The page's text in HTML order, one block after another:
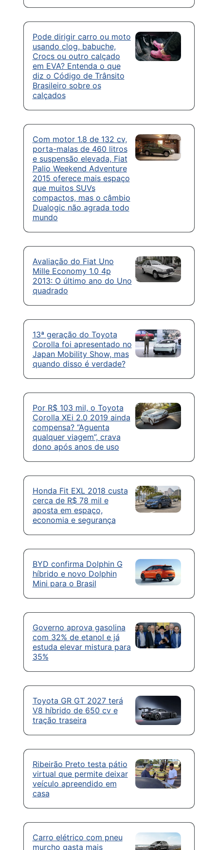
Pode dirigir carro ou moto
usando clog, babuche,
Crocs ou outro calçado
em EVA? Entenda o que
diz o Código de Trânsito
Brasileiro sobre os
calçados
Com motor 1.8 de 132 cv,
porta-malas de 460 litros
e suspensão elevada, Fiat
Palio Weekend Adventure
2015 oferece mais espaço
que muitos SUVs
compactos, mas o câmbio
Dualogic não agrada todo
mundo
Avaliação do Fiat Uno
Mille Economy 1.0 4p
2013: O último ano do Uno
quadrado
13ª geração do Toyota
Corolla foi apresentado no
Japan Mobility Show, mas
quando disso é verdade?
Por R$ 103 mil, o Toyota
Corolla XEi 2.0 2019 ainda
compensa? “Aguenta
qualquer viagem”, crava
dono após anos de uso
Honda Fit EXL 2018 custa
cerca de R$ 78 mil e
aposta em espaço,
economia e segurança
BYD confirma Dolphin G
híbrido e novo Dolphin
Mini para o Brasil
Governo aprova gasolina
com 32% de etanol e já
estuda elevar mistura para
35%
Toyota GR GT 2027 terá
V8 híbrido de 650 cv e
tração traseira
Ribeirão Preto testa pátio
virtual que permite deixar
veículo apreendido em
casa
Carro elétrico com pneu
murcho gasta mais